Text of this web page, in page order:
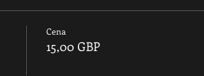
Cena
15,00 GBP